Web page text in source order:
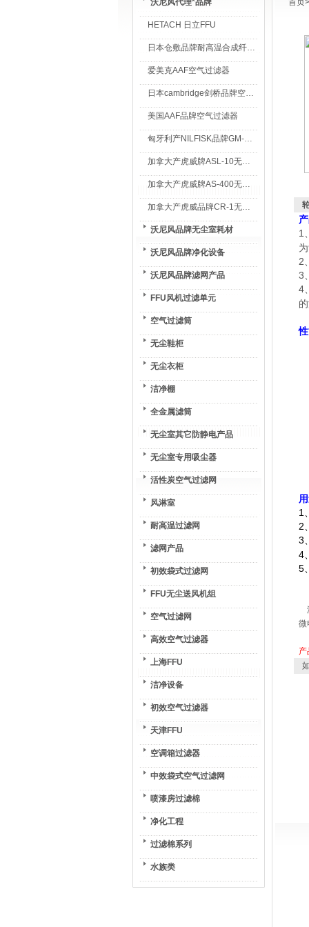
沃尼风代理*品牌
HETACH 日立FFU
日本仓敷品牌耐高温合成纤维过滤棉
爱美克AAF空气过滤器
日本cambridge剑桥品牌空气过滤器
美国AAF品牌空气过滤器
匈牙利产NILFISK品牌GM-80无尘室专用吸尘器
加拿大产虎威牌ASL-10无尘室专用吸尘器
加拿大产虎威牌AS-400无尘室专用吸尘器
加拿大产虎威品牌CR-1无尘室专用吸尘器
沃尼风品牌无尘室耗材
沃尼风品牌净化设备
沃尼风品牌滤网产品
FFU风机过滤单元
空气过滤筒
无尘鞋柜
无尘衣柜
洁净棚
全金属滤筒
无尘室其它防静电产品
无尘室专用吸尘器
活性炭空气过滤网
风淋室
耐高温过滤网
滤网产品
初效袋式过滤网
FFU无尘送风机组
空气过滤网
高效空气过滤器
上海FFU
洁净设备
初效空气过滤器
天津FFU
空调箱过滤器
中效袋式空气过滤网
喷漆房过滤棉
净化工程
过滤棉系列
水族类
首页
1
2
3
4
1
2
3
4
5
微
如